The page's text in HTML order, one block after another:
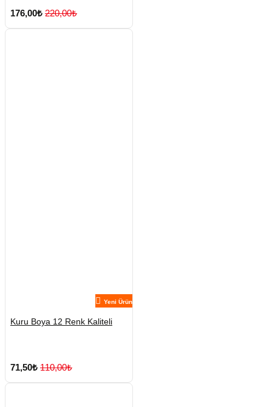
176,00₺ 220,00₺
Yeni Ürün
Kuru Boya 12 Renk Kaliteli
71,50₺ 110,00₺